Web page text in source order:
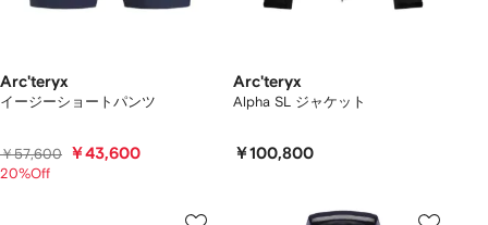
Arc'teryx
イージーショートパンツ
￥57,600 ￥43,600
20%Off
Arc'teryx
Alpha SL ジャケット
￥100,800